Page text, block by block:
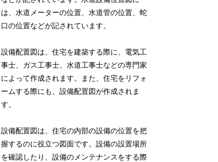
は、水道メーターの位置、水道管の位置、蛇
口の位置などが記されています。
設備配置図は、住宅を建築する際に、電気工
事士、ガス工事士、水道工事士などの専門家
によって作成されます。また、住宅をリフォ
ームする際にも、設備配置図が作成されま
す。
設備配置図は、住宅の内部の設備の位置を把
握するのに役立つ図面です。設備の設置場所
を確認したり、設備のメンテナンスをする際